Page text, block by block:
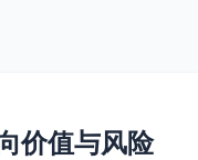
价值与风险